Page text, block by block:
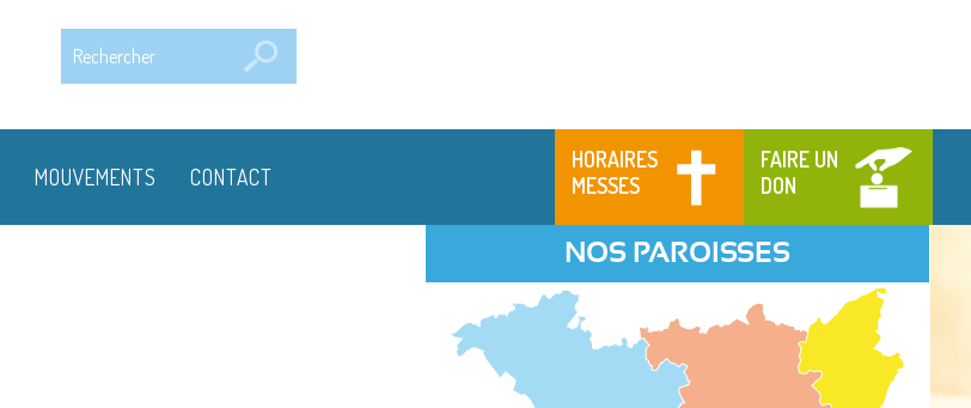
HORAIRES
MESSES
FAIRE UN
DON
MOUVEMENTS CONTACT
NOS PAROISSES